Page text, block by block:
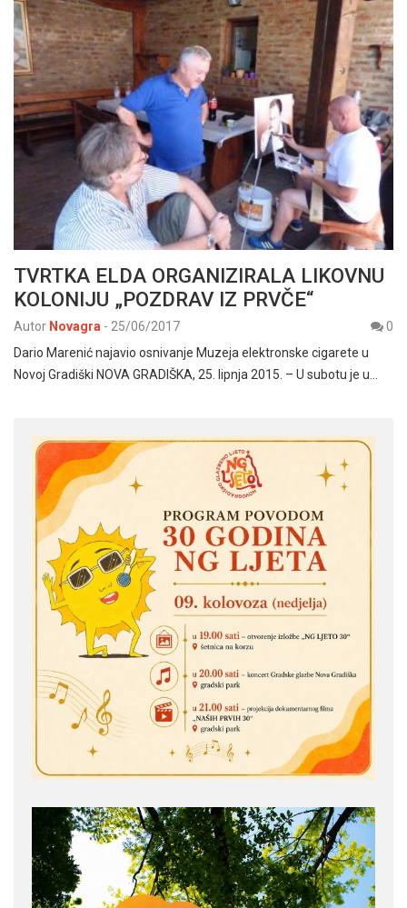
TVRTKA ELDA ORGANIZIRALA LIKOVNU
KOLONIJU „POZDRAV IZ PRVČE“
Autor Novagra - 25/06/2017
0
Dario Marenić najavio osnivanje Muzeja elektronske cigarete u
Novoj Gradiški NOVA GRADIŠKA, 25. lipnja 2015. – U subotu je u…